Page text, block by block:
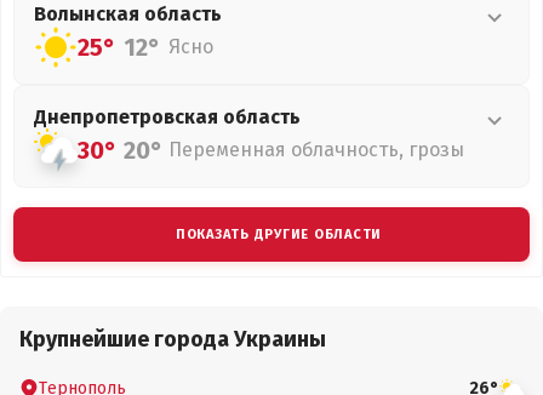
Волынская область
25° 12° Ясно
Днепропетровская область
30° 20° Переменная облачность, грозы
ПОКАЗАТЬ ДРУГИЕ ОБЛАСТИ
Крупнейшие города Украины
Тернополь 26°